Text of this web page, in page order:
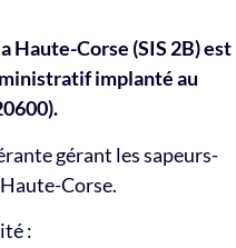
Haute-Corse (SIS 2B) est
implanté au
gérant les sapeurs-
Corse.
: